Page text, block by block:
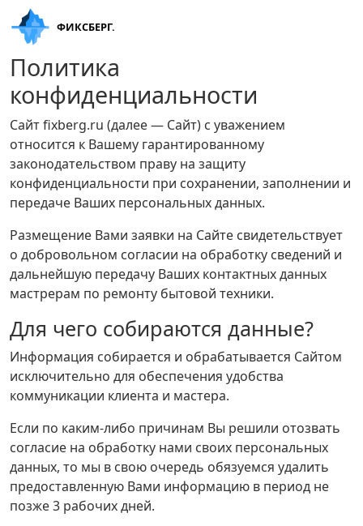
ФИКСБЕРГ.
Политика
конфиденциальности
Сайт fixberg.ru (далее — Сайт) с уважением
относится к Вашему гарантированному
законодательством праву на защиту
конфиденциальности при сохранении, заполнении и
передаче Ваших персональных данных.
Размещение Вами заявки на Сайте свидетельствует
о добровольном согласии на обработку сведений и
дальнейшую передачу Ваших контактных данных
мастрерам по ремонту бытовой техники.
Для чего собираются данные?
Информация собирается и обрабатывается Сайтом
исключительно для обеспечения удобства
коммуникации клиента и мастера.
Если по каким-либо причинам Вы решили отозвать
согласие на обработку нами своих персональных
данных, то мы в свою очередь обязуемся удалить
предоставленную Вами информацию в период не
позже 3 рабочих дней.